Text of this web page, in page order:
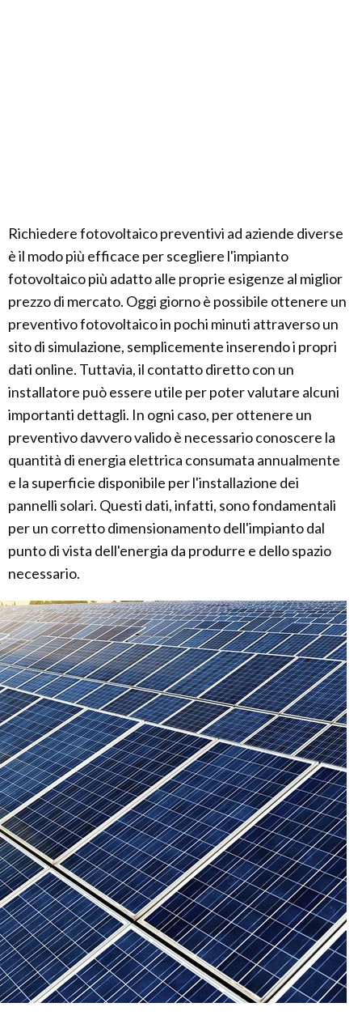
Richiedere fotovoltaico preventivi ad aziende diverse
è il modo più efficace per scegliere l'impianto
fotovoltaico più adatto alle proprie esigenze al miglior
prezzo di mercato. Oggi giorno è possibile ottenere un
preventivo fotovoltaico in pochi minuti attraverso un
sito di simulazione, semplicemente inserendo i propri
dati online. Tuttavia, il contatto diretto con un
installatore può essere utile per poter valutare alcuni
importanti dettagli. In ogni caso, per ottenere un
preventivo davvero valido è necessario conoscere la
quantità di energia elettrica consumata annualmente
e la superficie disponibile per l'installazione dei
pannelli solari. Questi dati, infatti, sono fondamentali
per un corretto dimensionamento dell'impianto dal
punto di vista dell'energia da produrre e dello spazio
necessario.